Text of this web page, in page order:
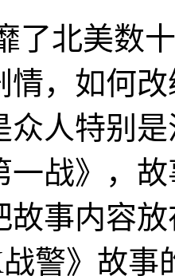
北美数十
情，如何
众人特别
一战》，
故事内容
警》故事